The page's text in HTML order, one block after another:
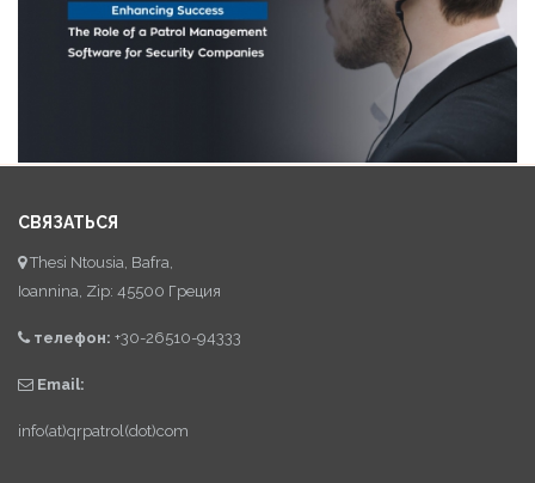
СВЯЗАТЬСЯ
Thesi Ntousia, Bafra,
Ioannina, Zip: 45500 Греция
телефон: +30-26510-94333
Email:
info(at)qrpatrol(dot)com